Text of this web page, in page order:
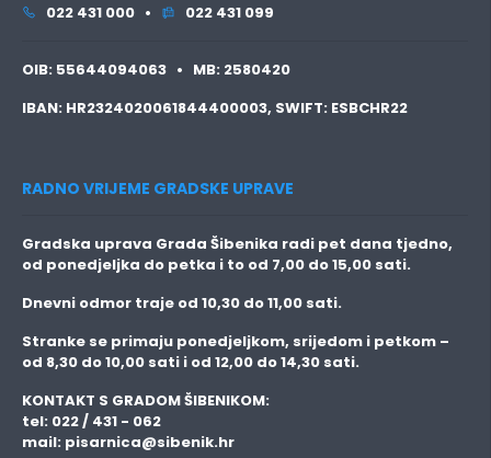
022 431 000 •
022 431 099
OIB: 55644094063 • MB: 2580420
IBAN: HR2324020061844400003, SWIFT: ESBCHR22
RADNO VRIJEME GRADSKE UPRAVE
Gradska uprava Grada Šibenika radi pet dana tjedno,
od ponedjeljka do petka i to od 7,00 do 15,00 sati.
Dnevni odmor traje od 10,30 do 11,00 sati.
Stranke se primaju ponedjeljkom, srijedom i petkom –
od 8,30 do 10,00 sati i od 12,00 do 14,30 sati.
KONTAKT S GRADOM ŠIBENIKOM:
tel: 022 / 431 - 062
mail: pisarnica@sibenik.hr